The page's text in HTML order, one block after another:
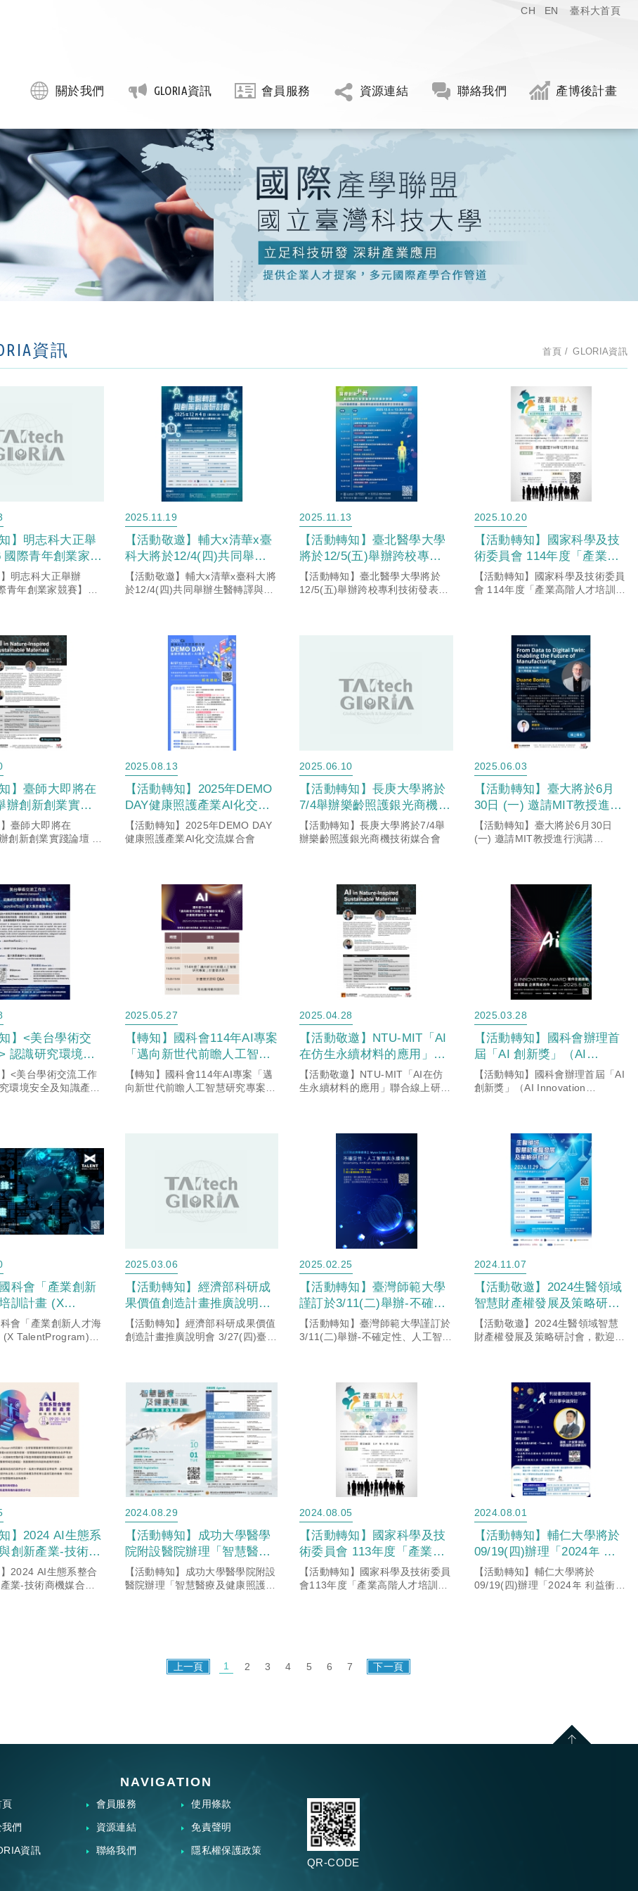
CH EN 臺科大首頁
關於我們 GLORIA資訊 會員服務 資源連結 聯絡我們 產博後計畫
資訊 首頁 GLORIA資訊
】明志科大正舉
國際青年創業家競
金高達 30 萬元
】明志科大正舉辦
青年創業家競賽】，
2025.11.19
【活動敬邀】輔大x清華x臺
科大將於12/4(四)共同舉辦
生醫轉譯與創業資源研討會
【活動敬邀】輔大x清華x臺科大將
於12/4(四)共同舉辦生醫轉譯與創
2025.11.13
【活動轉知】臺北醫學大學
將於12/5(五)舉辦跨校專利
技術發表暨產學交流媒合
會，敬邀各校踴躍參與
【活動轉知】臺北醫學大學將於
12/5(五)舉辦跨校專利技術發表暨
2025.10.20
【活動轉知】國家科學及技
術委員會 114年度「產業高
階人才培訓計畫」博士級訓
儲菁英人才甄選會
【活動轉知】國家科學及技術委員
會 114年度「產業高階人才培訓計
】臺師大即將在
辦創新創業實踐
轉機產業媒合
校踴躍參與
】臺師大即將在
創新創業實踐論壇 &
2025.08.13
【活動轉知】2025年DEMO
DAY健康照護產業AI化交流
媒合會
【活動轉知】2025年DEMO DAY
健康照護產業AI化交流媒合會
2025.06.10
【活動轉知】長庚大學將於
7/4舉辦樂齡照護銀光商機技
術媒合會
【活動轉知】長庚大學將於7/4舉
辦樂齡照護銀光商機技術媒合會
2025.06.03
【活動轉知】臺大將於6月
30日 (一) 邀請MIT教授進行
演講「From Data to Digital
Twin: Enabling the Future of
【活動轉知】臺大將於6月30日
(一) 邀請MIT教授進行演講
】<美台學術交
認識研究環境安
權風險
】<美台學術交流工作
環境安全及知識產權
2025.05.27
【轉知】國科會114年AI專案
「邁向新世代前瞻人工智慧
研究專案」計畫及說明會資
訊
【轉知】國科會114年AI專案「邁
向新世代前瞻人工智慧研究專案」
2025.04.28
【活動敬邀】NTU-MIT「AI
在仿生永續材料的應用」聯
合線上研討會
【活動敬邀】NTU-MIT「AI在仿
生永續材料的應用」聯合線上研討
2025.03.28
【活動轉知】國科會辦理首
屆「AI 創新獎」（AI
Innovation Award）」資訊
【活動轉知】國科會辦理首屆「AI
創新獎」（AI Innovation
國科會「產業創新
訓計畫 (X
」徵件，
日起開放報名！
科會「產業創新人才海
TalentProgram)」
2025.03.06
【活動轉知】經濟部科研成
果價值創造計畫推廣說明會
3/27(四)臺北場
【活動轉知】經濟部科研成果價值
創造計畫推廣說明會 3/27(四)臺北
2025.02.25
【活動轉知】臺灣師範大學
謹訂於3/11(二)舉辦-不確定
性、人工智慧（AI）與永續
發展講座，歡迎踴躍參加。
【活動轉知】臺灣師範大學謹訂於
3/11(二)舉辦-不確定性、人工智慧
2024.11.07
【活動敬邀】2024生醫領域
智慧財產權發展及策略研討
會，歡迎踴躍報名參加!
【活動敬邀】2024生醫領域智慧
財產權發展及策略研討會，歡迎踴
知】2024 AI生態系
創新產業-技術商
歡迎踴躍參加。
】2024 AI生態系整合
業-技術商機媒合
2024.08.29
【活動轉知】成功大學醫學
院附設醫院辦理「智慧醫療
及健康照護研討會暨醫療展
（Smart Medicine and
【活動轉知】成功大學醫學院附設
醫院辦理「智慧醫療及健康照護研
2024.08.05
【活動轉知】國家科學及技
術委員會 113年度「產業高
階人才培訓計畫」博士級人
才甄選會
【活動轉知】國家科學及技術委員
會113年度「產業高階人才培訓計
2024.08.01
【活動轉知】輔仁大學將於
09/19(四)辦理「2024年 利
益衝突的失速列車-民刑事爭
議探討」課程，歡迎有興趣
【活動轉知】輔仁大學將於
09/19(四)辦理「2024年 利益衝突
上一頁 1 2 3 4 5 6 7 下一頁
NAVIGATION
頁
們
資訊
會員服務
資源連結
聯絡我們
使用條款
免責聲明
隱私權保護政策
QR-CODE